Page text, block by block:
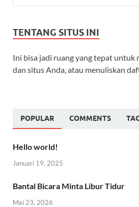
TENTANG SITUS INI
Ini bisa jadi ruang yang tepat untuk
dan situs Anda, atau menuliskan
POPULAR COMMENTS
Hello world!
Januari 19, 2025
Bantal Bicara Minta Libur Tidur
Mei 23, 2026